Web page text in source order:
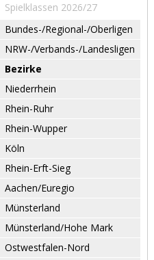
Spielklassen 2026/27
Bundes-/Regional-/Oberligen
NRW-/Verbands-/Landesligen
Bezirke
Niederrhein
Rhein-Ruhr
Rhein-Wupper
Köln
Rhein-Erft-Sieg
Aachen/Euregio
Münsterland
Münsterland/Hohe Mark
Ostwestfalen-Nord